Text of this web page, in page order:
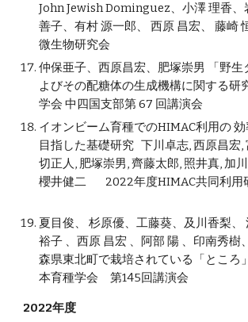
John Jewish Dominguez、小澤 理香、
善子、有村 源一郎、 西原 昌宏、 藤崎
微生物研究会
仲保亜子、西原昌宏、肥塚崇男 「野生
よびその配糖体の生成機構に関する研
学会 中四国支部第 67 回講演会
イオンビーム育種でのHIMAC利用の
目指した基礎研究 下川卓志, 西原昌宏,
切正人, 肥塚崇男, 齊藤太郎, 照井真, 加
櫻井健二 2022年度HIMAC共同利用
夏目俊、 杉原優、工藤葵、 及川香梨、
裕子 、西原 昌宏 、 阿部 陽 、 印南秀樹、
森県東北町で栽培されている「ところ
本育種学会 第145回講演会
2022年度